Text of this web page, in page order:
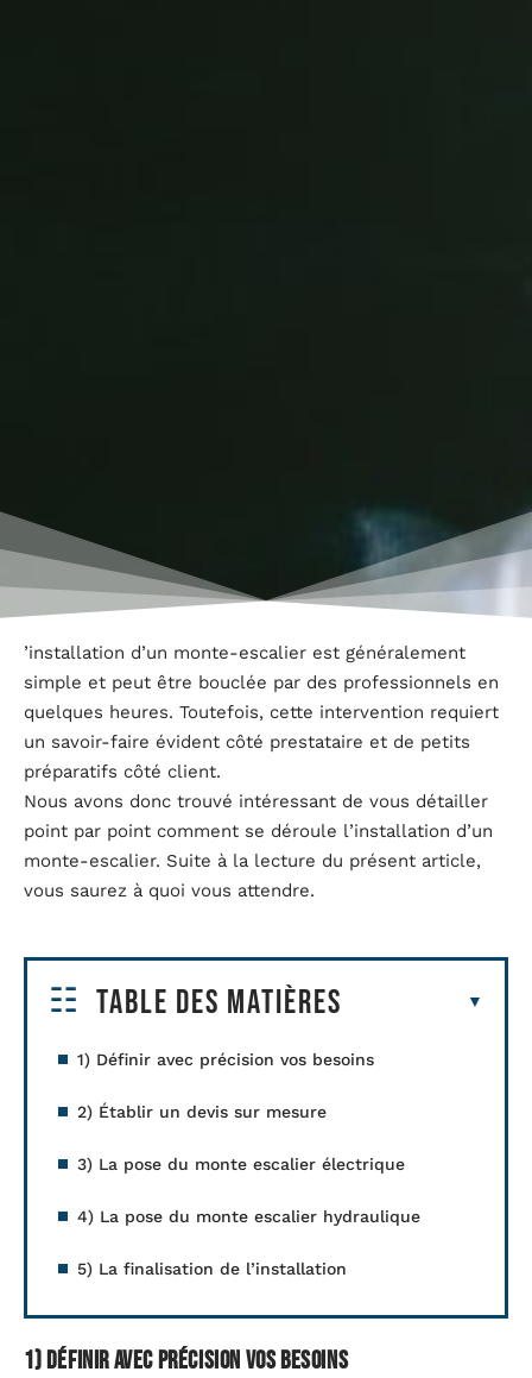
’installation d’un monte-escalier est généralement
simple et peut être bouclée par des professionnels en
quelques heures. Toutefois, cette intervention requiert
un savoir-faire évident côté prestataire et de petits
préparatifs côté client.
Nous avons donc trouvé intéressant de vous détailler
point par point comment se déroule l’installation d’un
monte-escalier. Suite à la lecture du présent article,
vous saurez à quoi vous attendre.
Table des matières
1) Définir avec précision vos besoins
2) Établir un devis sur mesure
3) La pose du monte escalier électrique
4) La pose du monte escalier hydraulique
5) La finalisation de l’installation
1) Définir avec précision vos besoins